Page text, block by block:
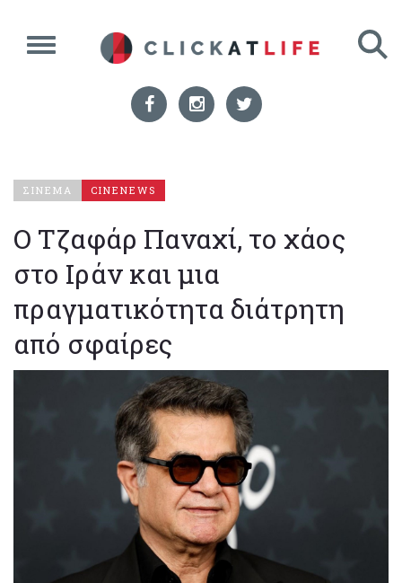
ΣΙΝΕΜΑ CINENEWS
Ο Τζαφάρ Παναχί, το χάος
στο Ιράν και μια
πραγματικότητα διάτρητη
από σφαίρες